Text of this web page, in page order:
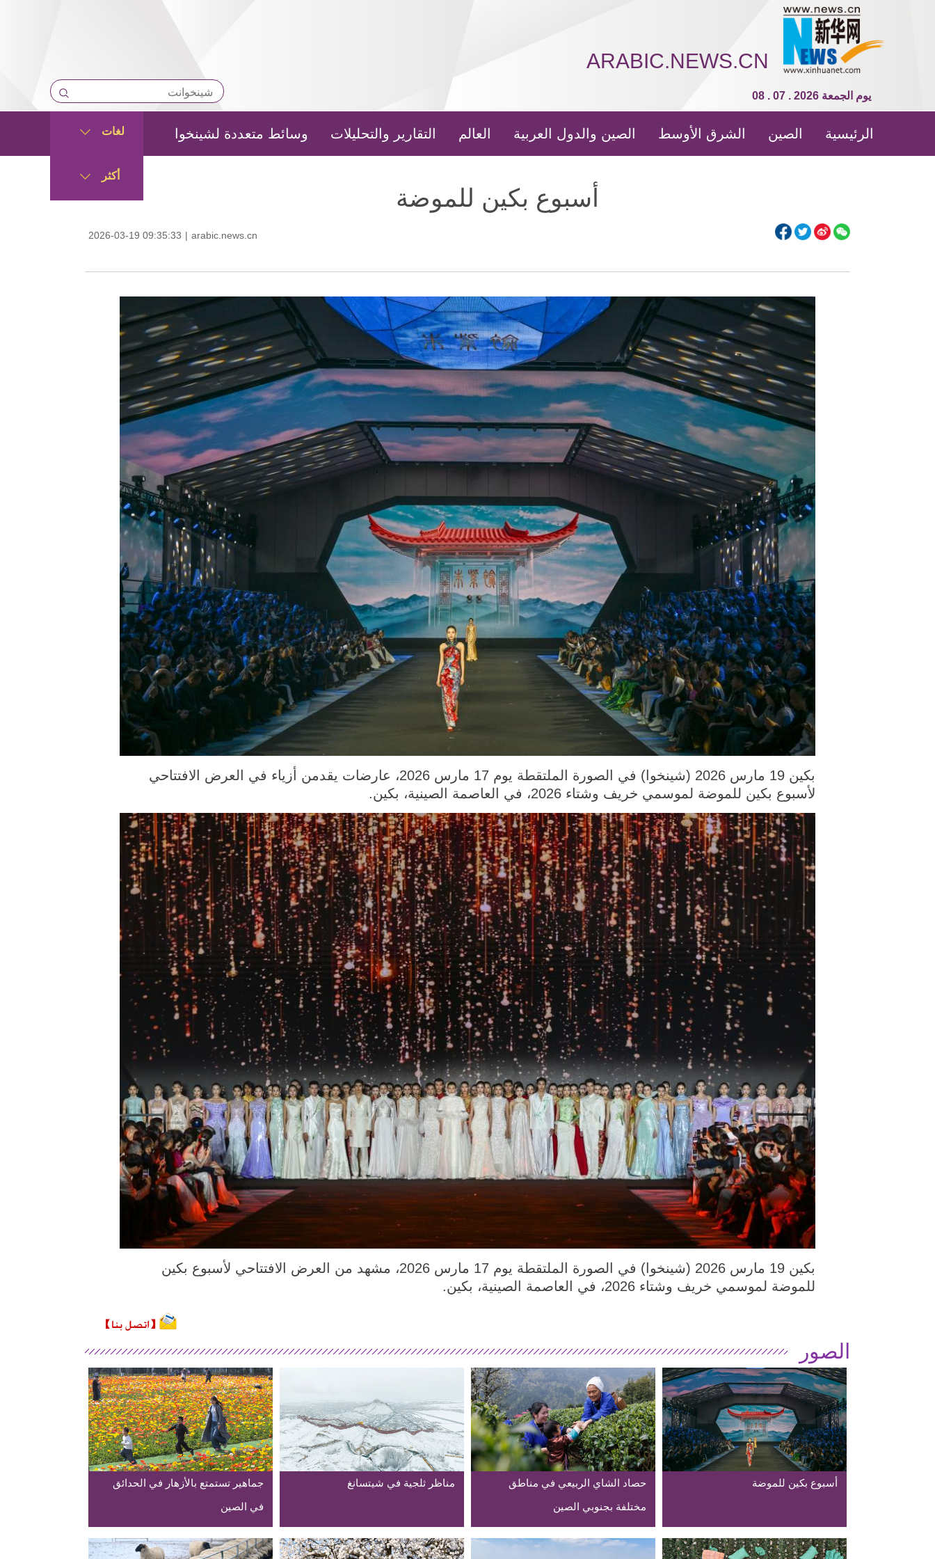
ARABIC.NEWS.CN
08 . 07 . 2026 يوم الجمعة
الرئيسية الصين الشرق الأوسط الصين والدول العربية العالم التقارير والتحليلات وسائط متعددة لشينخوا لغات
أكثر
أسبوع بكين للموضة
2026-03-19 09:35:33 | arabic.news.cn
بكين 19 مارس 2026 (شينخوا) في الصورة الملتقطة يوم 17 مارس 2026، عارضات يقدمن أزياء في العرض الافتتاحي
لأسبوع بكين للموضة لموسمي خريف وشتاء 2026، في العاصمة الصينية، بكين.
بكين 19 مارس 2026 (شينخوا) في الصورة الملتقطة يوم 17 مارس 2026، مشهد من العرض الافتتاحي لأسبوع بكين
للموضة لموسمي خريف وشتاء 2026، في العاصمة الصينية، بكين.
الصور
أسبوع بكين للموضة
حصاد الشاي الربيعي في مناطق
مختلفة بجنوبي الصين
مناظر ثلجية في شيتسانغ
جماهير تستمتع بالأزهار في الحدائق
في الصين